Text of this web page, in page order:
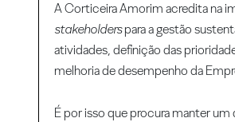
A Corticeira Amorim acredita na
stakeholderspara a gestão
atividades, definição das
melhoria de desempenho da
É por isso que procura manter